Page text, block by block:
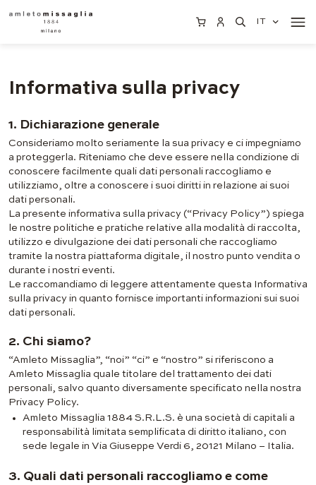
IT
Informativa sulla privacy
1. Dichiarazione generale
Consideriamo molto seriamente la sua privacy e ci impegniamo
a proteggerla. Riteniamo che deve essere nella condizione di
conoscere facilmente quali dati personali raccogliamo e
utilizziamo, oltre a conoscere i suoi diritti in relazione ai suoi
dati personali.
La presente informativa sulla privacy (“Privacy Policy”) spiega
le nostre politiche e pratiche relative alla modalità di raccolta,
utilizzo e divulgazione dei dati personali che raccogliamo
tramite la nostra piattaforma digitale, il nostro punto vendita o
durante i nostri eventi.
Le raccomandiamo di leggere attentamente questa Informativa
sulla privacy in quanto fornisce importanti informazioni sui suoi
dati personali.
2. Chi siamo?
“Amleto Missaglia”, “noi” “ci” e “nostro” si riferiscono a
Amleto Missaglia quale titolare del trattamento dei dati
personali, salvo quanto diversamente specificato nella nostra
Privacy Policy.
Amleto Missaglia 1884 S.R.L.S. è una società di capitali a
responsabilità limitata semplificata di diritto italiano, con
sede legale in Via Giuseppe Verdi 6, 20121 Milano – Italia.
3. Quali dati personali raccogliamo e come